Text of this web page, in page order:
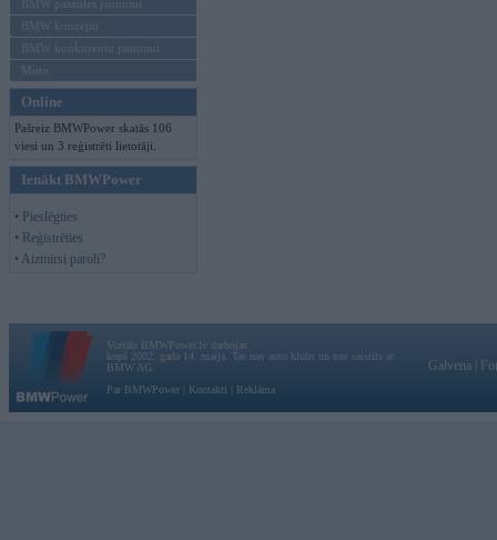
BMW pasaules jaunumi
BMW koncepti
BMW konkurentu jaunumi
Moto
Online
Pašreiz BMWPower skatās 106
viesi un 3 reģistrēti lietotāji.
Ienākt BMWPower
• Pieslēgties
• Reģistrēties
• Aizmirsi paroli?
Vortāls BMWPower.lv darbojas
kopš 2002. gada 14. maija. Tas nav auto klubs un nav saistīts ar
BMW AG.
Par BMWPower
Kontakti Reklāma
Galvena